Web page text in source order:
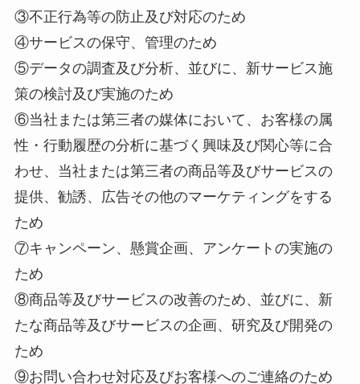
③不正行為等の防止及び対応のため
④サービスの保守、管理のため
⑤データの調査及び分析、並びに、新サービス施
策の検討及び実施のため
⑥当社または第三者の媒体において、お客様の属
性・行動履歴の分析に基づく興味及び関心等に合
わせ、当社または第三者の商品等及びサービスの
提供、勧誘、広告その他のマーケティングをする
ため
⑦キャンペーン、懸賞企画、アンケートの実施の
ため
⑧商品等及びサービスの改善のため、並びに、新
たな商品等及びサービスの企画、研究及び開発の
ため
⑨お問い合わせ対応及びお客様へのご連絡のため